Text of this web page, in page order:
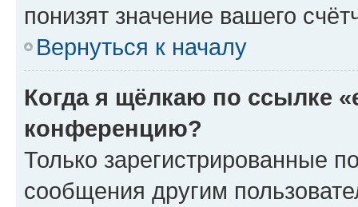
понизят значение вашего
Вернуться к началу
Когда я щёлкаю по ссылке
конференцию?
Только зарегистрированные
сообщения другим